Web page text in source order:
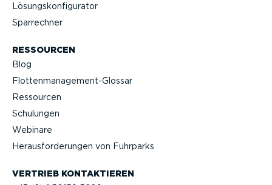
VERTRIEB KONTAK­TIEREN
Lösungs­kon­fi­gu­rator
Sparrechner
RESSOURCEN
Blog
Flotten­management-Glossar
Ressourcen
Schulungen
Webinare
Heraus­for­de­rungen von Fuhrparks